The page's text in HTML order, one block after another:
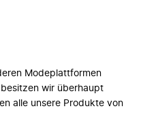
Modeplattformen
wir überhaupt
alle unsere Produkte von